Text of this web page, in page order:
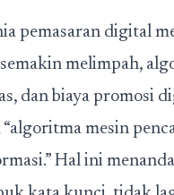
pemasaran digital
melimpah,
dan biaya promosi
mesin
Hal ini